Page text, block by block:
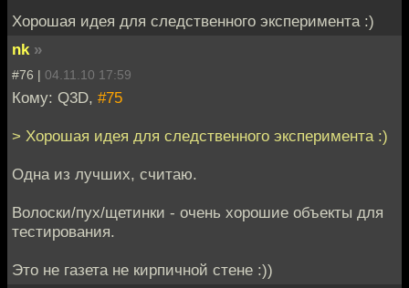
Хорошая идея для следственного эксперимента :)
nk »
#76 | 04.11.10 17:59
Кому: Q3D, #75
> Хорошая идея для следственного эксперимента :)
Одна из лучших, считаю.
Волоски/пух/щетинки - очень хорошие объекты для
тестирования.
Это не газета не кирпичной стене :))